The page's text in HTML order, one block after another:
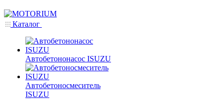
Каталог
Автобетононасос ISUZU
Автобетоносмеситель
ISUZU